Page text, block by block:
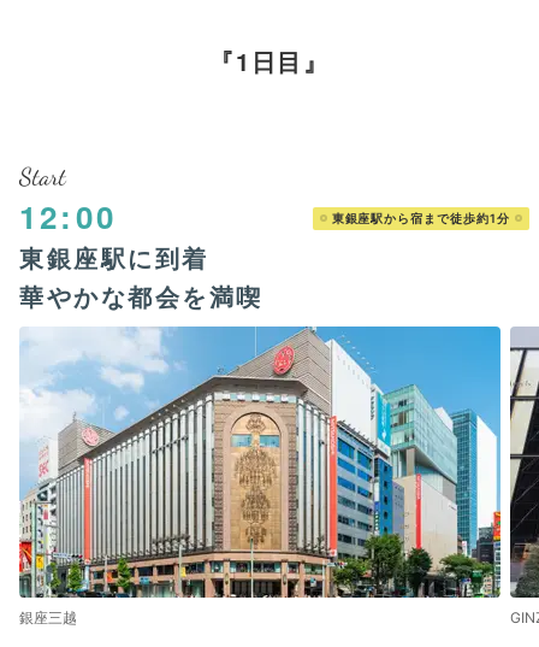
1日目
Start
12:00 東銀座駅から宿まで徒歩約1分
東銀座駅に到着
華やかな都会を満喫
銀座三越